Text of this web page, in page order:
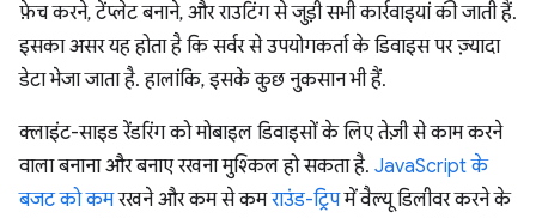
फ़ेच करने, टेंप्लेट बनाने, और राउटिंग से जुड़ी सभी कार्रवाइयां की जाती हैं.
इसका असर यह होता है कि सर्वर से उपयोगकर्ता के डिवाइस पर ज़्यादा
डेटा भेजा जाता है. हालांकि, इसके कुछ नुकसान भी हैं.
क्लाइंट-साइड रेंडरिंग को मोबाइल डिवाइसों के लिए तेज़ी से काम करने
वाला बनाना और बनाए रखना मुश्किल हो सकता है. JavaScript के
बजट को कमरखने और कम से कमराउंड-ट्रिपमें वैल्यू डिलीवर करने के